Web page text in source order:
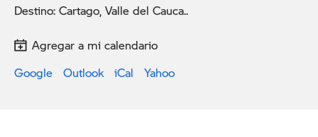
Destino: Cartago, Valle del Cauca..
Agregar a mi calendario
Google
Outlook iCal Yahoo